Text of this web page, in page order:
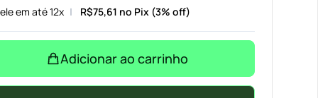
em até 12x R$75,61 no Pix (3% off)
Adicionar ao carrinho